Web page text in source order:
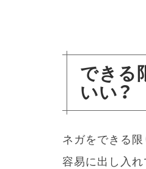
できる
いい？
ネガをできる限
容易に出し入れ